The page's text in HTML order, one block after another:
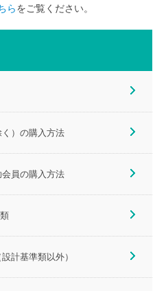
らをご覧ください。
）の購入方法
員の購入方法
計基準類以外）